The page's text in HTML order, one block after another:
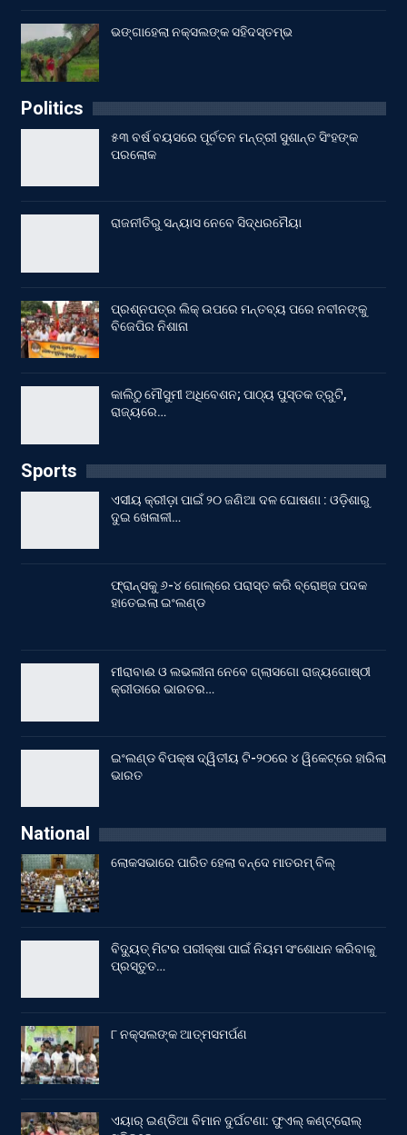
ଭଙ୍ଗାହେଲା ନକ୍ସଲଙ୍କ ସହିଦସ୍ତମ୍ଭ
Politics
୫୩ ବର୍ଷ ବୟସରେ ପୂର୍ବତନ ମନ୍ତ୍ରୀ ସୁଶାନ୍ତ ସିଂହଙ୍କ
ପରଲୋକ
ରାଜନୀତିରୁ ସନ୍ୟାସ ନେବେ ସିଦ୍ଧରମୈୟା
ପ୍ରଶ୍ନପତ୍ର ଲିକ୍ ଉପରେ ମନ୍ତବ୍ୟ ପରେ ନବୀନଙ୍କୁ
ବିଜେପିର ନିଶାନା
କାଲିଠୁ ମୌସୁମୀ ଅଧିବେଶନ; ପାଠ୍ୟ ପୁସ୍ତକ ତ୍ରୁଟି,
ରାଜ୍ୟରେ…
Sports
ଏସୀୟ କ୍ରୀଡ଼ା ପାଇଁ ୨୦ ଜଣିଆ ଦଳ ଘୋଷଣା : ଓଡ଼ିଶାରୁ
ଦୁଇ ଖେଳାଳୀ…
ଫ୍ରାନ୍ସକୁ ୬-୪ ଗୋଲ୍‌ରେ ପରାସ୍ତ କରି ବ୍ରୋଞ୍ଜ ପଦକ
ହାତେଇଲା ଇଂଲଣ୍ଡ
ମୀରାବାଈ ଓ ଲଭଲୀନା ନେବେ ଗ୍ଲାସଗୋ ରାଜ୍ୟଗୋଷ୍ଠୀ
କ୍ରୀଡାରେ ଭାରତର…
ଇଂଲଣ୍ଡ ବିପକ୍ଷ ଦ୍ୱିତୀୟ ଟି-୨୦ରେ ୪ ୱିକେଟ୍‌ରେ ହାରିଲା
ଭାରତ
National
ଲୋକସଭାରେ ପାରିତ ହେଲା ବନ୍ଦେ ମାତରମ୍‌ ବିଲ୍‌
ବିଦ୍ୟୁତ୍ ମିଟର ପରୀକ୍ଷା ପାଇଁ ନିୟମ ସଂଶୋଧନ କରିବାକୁ
ପ୍ରସ୍ତୁତ…
୮ ନକ୍ସଲଙ୍କ ଆତ୍ମସମର୍ପଣ
ଏୟାର୍ ଇଣ୍ଡିଆ ବିମାନ ଦୁର୍ଘଟଣା: ଫୁଏଲ୍‌ କଣ୍ଟ୍ରୋଲ୍‌